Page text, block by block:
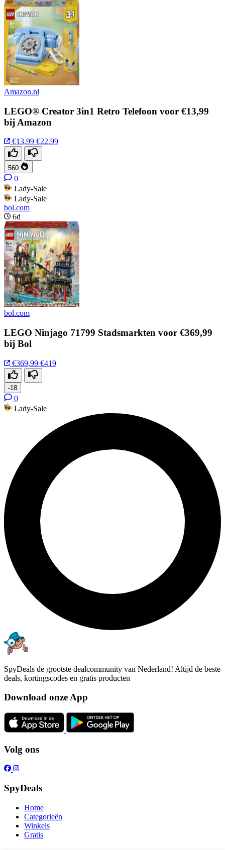
Amazon.nl
LEGO® Creator 3in1 Retro Telefoon voor €13,99
bij Amazon
€13,99 €22,99
560
0
Lady-Sale
Lady-Sale
bol.com
6d
bol.com
LEGO Ninjago 71799 Stadsmarkten voor €369,99
bij Bol
€369,99 €419
-18
0
Lady-Sale
SpyDeals de grootste dealcommunity van Nederland! Altijd de beste
deals, kortingscodes en gratis producten
Download onze App
Volg ons
SpyDeals
Home
Categorieën
Winkels
Gratis